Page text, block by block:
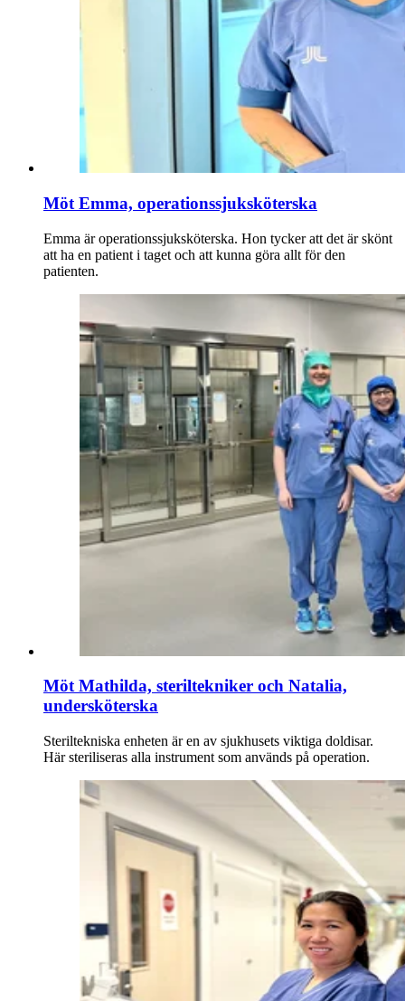
Möt Emma, operationssjuksköterska
Emma är operationssjuksköterska. Hon tycker att det är skönt
att ha en patient i taget och att kunna göra allt för den
patienten.
Möt Mathilda, steriltekniker och Natalia,
undersköterska
Steriltekniska enheten är en av sjukhusets viktiga doldisar.
Här steriliseras alla instrument som används på operation.